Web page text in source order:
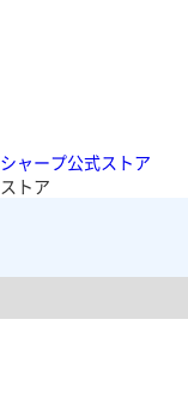
シャープ公式ストア
ストア